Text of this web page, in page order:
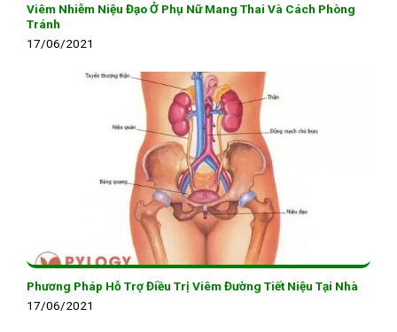
Viêm Nhiễm Niệu Đạo Ở Phụ Nữ Mang Thai Và Cách Phòng
Tránh
17/06/2021
Phương Pháp Hỗ Trợ Điều Trị Viêm Đường Tiết Niệu Tại Nhà
17/06/2021